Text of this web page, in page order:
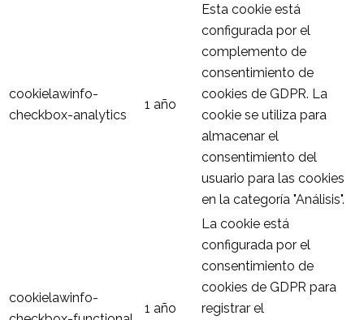
cookielawinfo-
checkbox-analytics
1 año
Esta cookie está
configurada por el
complemento de
consentimiento de
cookies de GDPR. La
cookie se utiliza para
almacenar el
consentimiento del
usuario para las cookies
en la categoría "Análisis".
cookielawinfo-
1 año
La cookie está
configurada por el
consentimiento de
cookies de GDPR para
registrar el